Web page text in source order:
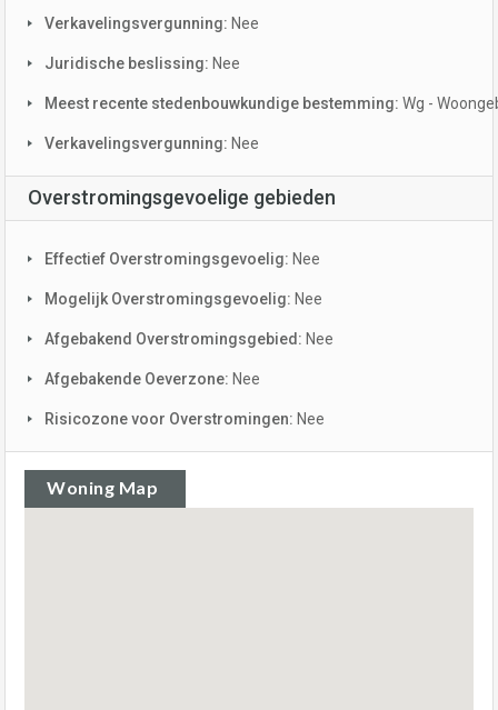
Verkavelingsvergunning: Nee
Juridische beslissing: Nee
Meest recente stedenbouwkundige bestemming: Wg -
Verkavelingsvergunning: Nee
Overstromingsgevoelige gebieden
Effectief Overstromingsgevoelig: Nee
Mogelijk Overstromingsgevoelig: Nee
Afgebakend Overstromingsgebied: Nee
Afgebakende Oeverzone: Nee
Risicozone voor Overstromingen: Nee
Woning Map